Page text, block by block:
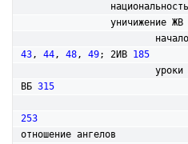
		уничижение ЖВ
43, 44, 48, 49; 2ИВ 185
ВБ 315
253
отношение ангелов